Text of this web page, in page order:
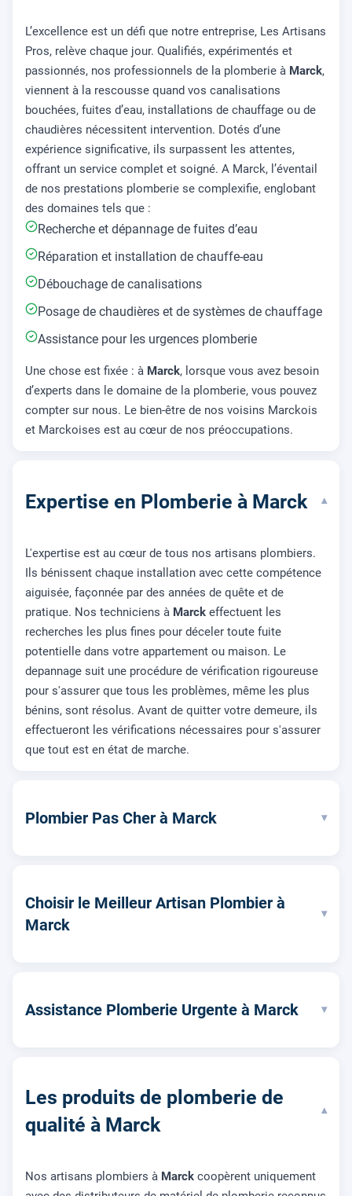
L’excellence est un défi que notre entreprise, Les Artisans
Pros, relève chaque jour. Qualifiés, expérimentés et
passionnés, nos professionnels de la plomberie à Marck,
viennent à la rescousse quand vos canalisations
bouchées, fuites d’eau, installations de chauffage ou de
chaudières nécessitent intervention. Dotés d’une
expérience significative, ils surpassent les attentes,
offrant un service complet et soigné. A Marck, l’éventail
de nos prestations plomberie se complexifie, englobant
des domaines tels que :
Recherche et dépannage de fuites d’eau
Réparation et installation de chauffe-eau
Débouchage de canalisations
Posage de chaudières et de systèmes de chauffage
Assistance pour les urgences plomberie
Une chose est fixée : à Marck, lorsque vous avez besoin
d’experts dans le domaine de la plomberie, vous pouvez
compter sur nous. Le bien-être de nos voisins Marckois
et Marckoises est au cœur de nos préoccupations.
Expertise en Plomberie à Marck ▾
L'expertise est au cœur de tous nos artisans plombiers.
Ils bénissent chaque installation avec cette compétence
aiguisée, façonnée par des années de quête et de
pratique. Nos techniciens à Marck effectuent les
recherches les plus fines pour déceler toute fuite
potentielle dans votre appartement ou maison. Le
depannage suit une procédure de vérification rigoureuse
pour s'assurer que tous les problèmes, même les plus
bénins, sont résolus. Avant de quitter votre demeure, ils
effectueront les vérifications nécessaires pour s'assurer
que tout est en état de marche.
Plombier Pas Cher à Marck ▾
Choisir le Meilleur Artisan Plombier à
Marck
▾
Assistance Plomberie Urgente à Marck ▾
Les produits de plomberie de
qualité à Marck
▾
Nos artisans plombiers à Marck coopèrent uniquement